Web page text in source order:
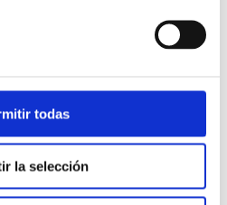
todas
la selección
mensajería instantánea,
unificada, el 78% de los
la integración como un
unir sus herramientas de